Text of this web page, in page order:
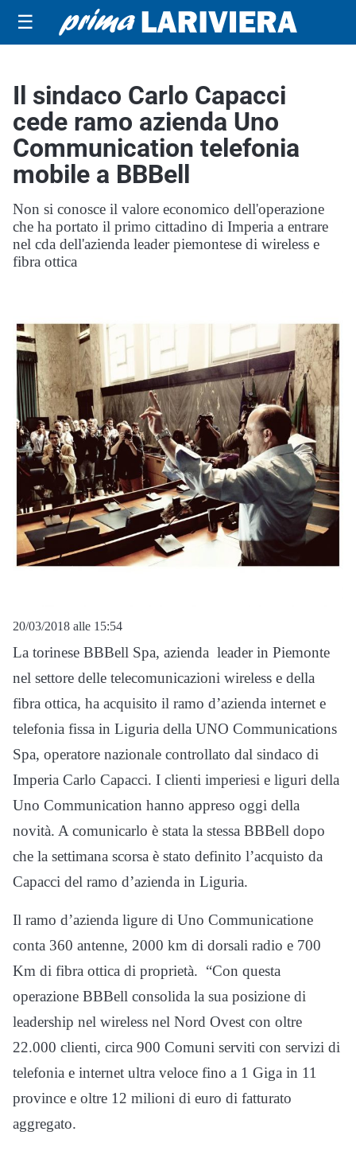
☰
Il sindaco Carlo Capacci
cede ramo azienda Uno
Communication telefonia
mobile a BBBell
Non si conosce il valore economico dell'operazione
che ha portato il primo cittadino di Imperia a entrare
nel cda dell'azienda leader piemontese di wireless e
fibra ottica
20/03/2018 alle 15:54
La torinese BBBell Spa, azienda leader in Piemonte
nel settore delle telecomunicazioni wireless e della
fibra ottica, ha acquisito il ramo d’azienda internet e
telefonia fissa in Liguria della UNO Communications
Spa, operatore nazionale controllato dal sindaco di
Imperia Carlo Capacci. I clienti imperiesi e liguri della
Uno Communication hanno appreso oggi della
novità. A comunicarlo è stata la stessa BBBell dopo
che la settimana scorsa è stato definito l’acquisto da
Capacci del ramo d’azienda in Liguria.
Il ramo d’azienda ligure di Uno Communicatione
conta 360 antenne, 2000 km di dorsali radio e 700
Km di fibra ottica di proprietà. “Con questa
operazione BBBell consolida la sua posizione di
leadership nel wireless nel Nord Ovest con oltre
22.000 clienti, circa 900 Comuni serviti con servizi di
telefonia e internet ultra veloce fino a 1 Giga in 11
province e oltre 12 milioni di euro di fatturato
aggregato.